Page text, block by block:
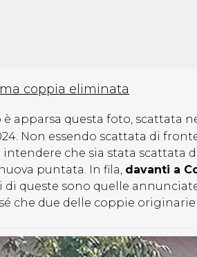
coppia eliminata
apparsa questa foto, scattata
Non essendo scattata di
che sia stata scattata
puntata. In fila, davanti a
di queste sono quelle
che due delle coppie